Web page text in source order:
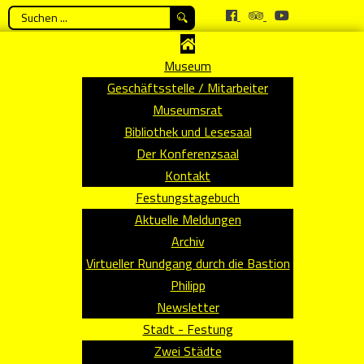
Suchen
...
Museum
Geschäftsstelle / Mitarbeiter
Museumsrat
Bibliothek und Lesesaal
Der Konferenzsaal
Kontakt
Festungstagebuch
Aktuelle Meldungen
Archiv
Virtueller Rundgang durch die Bastion
Philipp
Newsletter
Stadt - Festung
Zwei Städte